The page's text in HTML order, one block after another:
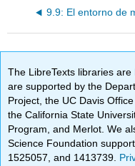
The LibreTexts libraries are
are supported by the
Project, the UC Davis
the California State
Program, and Merlot. We
Science Foundation
1525057, and 1413739.